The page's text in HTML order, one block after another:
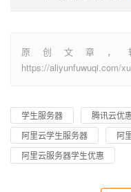
原创文章，
https://aliyunfuwuqi.com/
学生服务器 腾讯云优
阿里云学生服务器
阿
阿里云服务器学生优惠